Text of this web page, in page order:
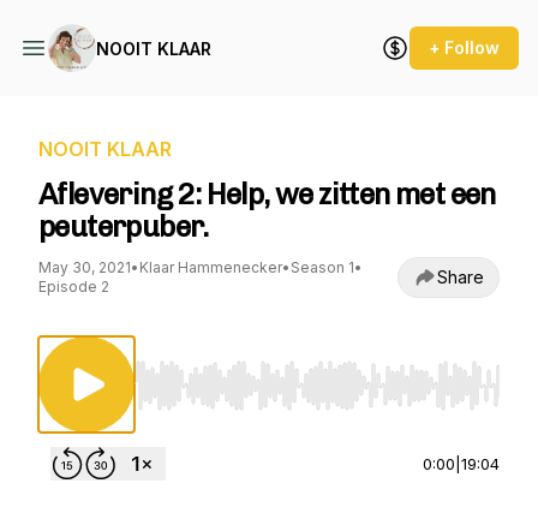
NOOIT KLAAR + Follow
NOOIT KLAAR
Aflevering 2: Help, we zitten met een
peuterpuber.
May 30, 2021• Klaar Hammenecker• Season 1•
Episode 2
Share
Use Left/Right to seek, Home/End to jump
0:00 19:04